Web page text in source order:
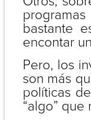
bastante
encontar
Pero, los
son más
políticas
“algo”